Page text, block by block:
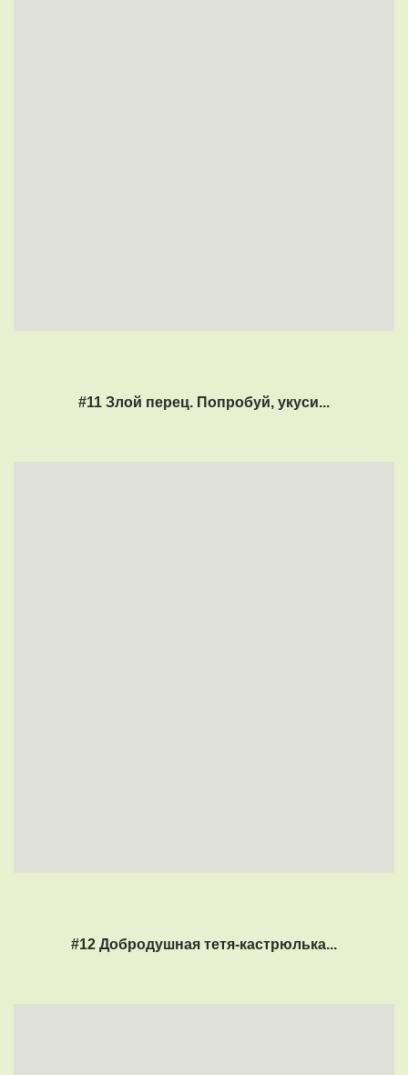
#11 Злой перец. Попробуй, укуси...
#12 Добродушная тетя-кастрюлька...